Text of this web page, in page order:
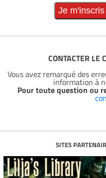
CONTACTER LE
Vous avez remarqué des
information à
Pour toute question ou
SITES